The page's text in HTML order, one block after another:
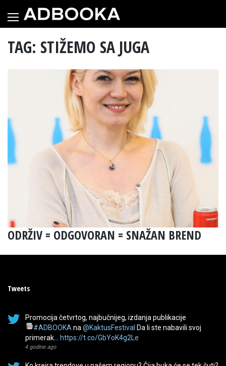
content
TAG: STIŽEMO SA JUGA
ODRŽIV = ODGOVORAN = SNAŽAN BREND
Tweets
Promocija četvrtog, najbučnijeg, izdanja publikacije
#ADBOOKA na @KaktusFestival Da li ste nabavili svoj
primerak…
https://t.co/GbYoK4g2Le
4 godine ago